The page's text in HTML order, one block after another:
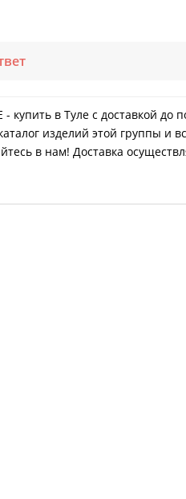
- купить в Туле с доставкой
изделий этой группы и
в нам! Доставка